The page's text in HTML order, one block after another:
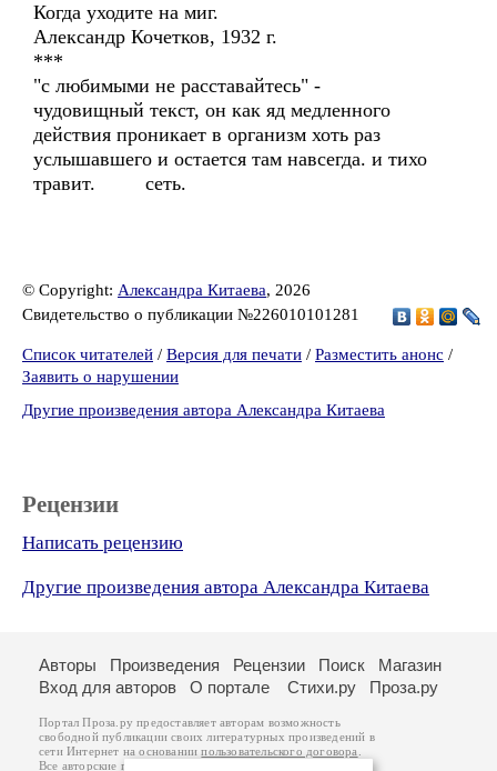
Когда уходите на миг.
Александр Кочетков, 1932 г.
***
"с любимыми не расставайтесь" -
чудовищный текст, он как яд медленного
действия проникает в организм хоть раз
услышавшего и остается там навсегда. и тихо
травит. сеть.
© Copyright: Александра Китаева, 2026
Свидетельство о публикации №226010101281
Список читателей / Версия для печати / Разместить анонс /
Заявить о нарушении
Другие произведения автора Александра Китаева
Рецензии
Написать рецензию
Другие произведения автора Александра Китаева
Авторы Произведения Рецензии Поиск
Магазин
Вход для авторов
О портале Стихи.ру Проза.ру
Портал Проза.ру предоставляет авторам возможность
свободной публикации своих литературных произведений в
сети Интернет на основаниипользовательского договора
Все авторские права на произведения принадлежат авторам